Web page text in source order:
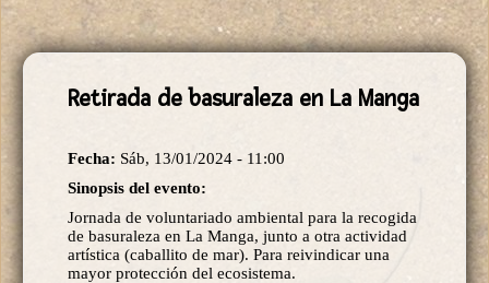
Retirada de basuraleza en La Manga
Fecha: Sáb, 13/01/2024 - 11:00
Sinopsis del evento:
Jornada de voluntariado ambiental para la recogida
de basuraleza en La Manga, junto a otra actividad
artística (caballito de mar). Para reivindicar una
mayor protección del ecosistema.